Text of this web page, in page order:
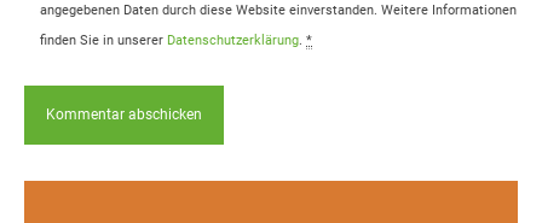
angegebenen Daten durch diese Website einverstanden. Weitere Informationen
finden Sie in unserer Datenschutzerklärung. *